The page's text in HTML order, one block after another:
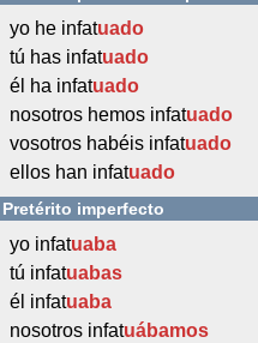
yo he infatuado
tú has infatuado
él ha infatuado
nosotros hemos infatuado
vosotros habéis infatuado
ellos han infatuado
Pretérito imperfecto
yo infatuaba
tú infatuabas
él infatuaba
nosotros infatuábamos